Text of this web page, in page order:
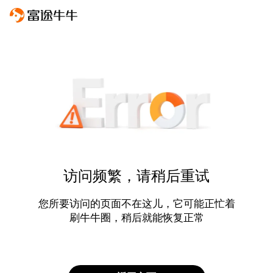
访问频繁，请稍后重试
您所要访问的页面不在这儿，它可能正忙着
刷牛牛圈，稍后就能恢复正常